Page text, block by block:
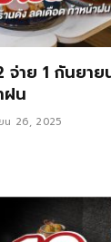
จ่าย 1 กันยา
ฝน
น 26, 2025